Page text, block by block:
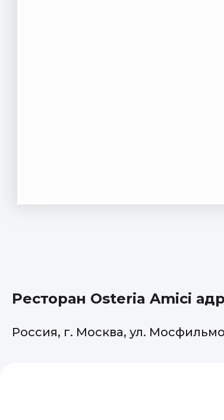
Ресторан Osteria Amici
Россия, г. Москва, ул.